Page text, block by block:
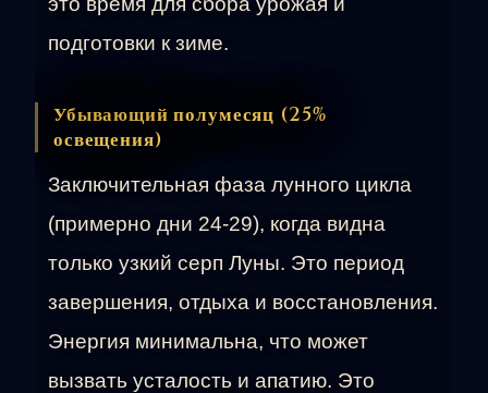
подготовки к зиме.
Убывающий полумесяц (25%
освещения)
Заключительная фаза лунного цикла
(примерно дни 24-29), когда видна
только узкий серп Луны. Это период
завершения, отдыха и восстановления.
Энергия минимальна, что может
вызвать усталость и апатию. Это